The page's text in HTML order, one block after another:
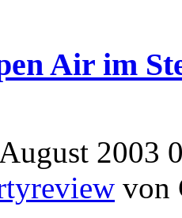
Air im
2003
von